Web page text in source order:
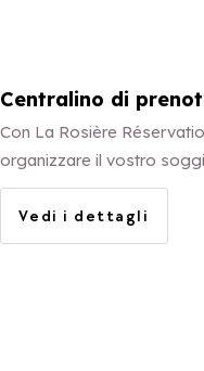
Centralino di
Con La Rosière
organizzare il vostro
Vedi i dettagli